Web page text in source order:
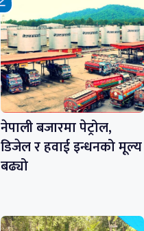
नेपाली बजारमा पेट्रोल,
डिजेल र हवाई इन्धनको मूल्य
बढ्यो